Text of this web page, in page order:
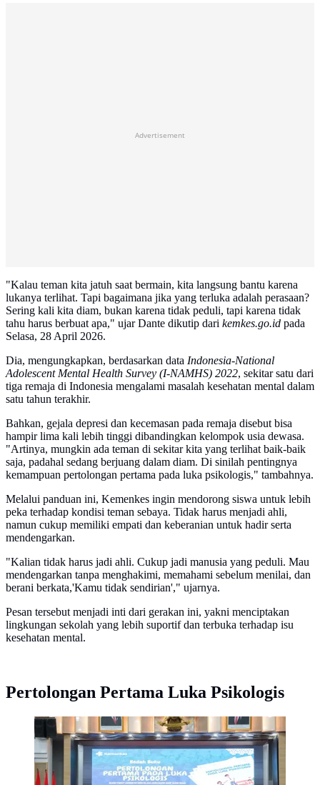
Advertisement
"Kalau teman kita jatuh saat bermain, kita langsung bantu karena
lukanya terlihat. Tapi bagaimana jika yang terluka adalah perasaan?
Sering kali kita diam, bukan karena tidak peduli, tapi karena tidak
tahu harus berbuat apa," ujar Dante dikutip dari kemkes.go.id pada
Selasa, 28 April 2026.
Dia, mengungkapkan, berdasarkan data Indonesia-National
Adolescent Mental Health Survey (I-NAMHS) 2022, sekitar satu dari
tiga remaja di Indonesia mengalami masalah kesehatan mental dalam
satu tahun terakhir.
Bahkan, gejala depresi dan kecemasan pada remaja disebut bisa
hampir lima kali lebih tinggi dibandingkan kelompok usia dewasa.
"Artinya, mungkin ada teman di sekitar kita yang terlihat baik-baik
saja, padahal sedang berjuang dalam diam. Di sinilah pentingnya
kemampuan pertolongan pertama pada luka psikologis," tambahnya.
Melalui panduan ini, Kemenkes ingin mendorong siswa untuk lebih
peka terhadap kondisi teman sebaya. Tidak harus menjadi ahli,
namun cukup memiliki empati dan keberanian untuk hadir serta
mendengarkan.
"Kalian tidak harus jadi ahli. Cukup jadi manusia yang peduli. Mau
mendengarkan tanpa menghakimi, memahami sebelum menilai, dan
berani berkata,'Kamu tidak sendirian'," ujarnya.
Pesan tersebut menjadi inti dari gerakan ini, yakni menciptakan
lingkungan sekolah yang lebih suportif dan terbuka terhadap isu
kesehatan mental.
Pertolongan Pertama Luka Psikologis
Wamenkes Dante Saksono Harbuwono ajak remaja
peduli kesehatan mental dan kenalkan panduan
pertolongan luka psikologis di sekolah (Foto: Biro
Komunikasi dan Informasi Publik Kemenkes RI /
Euodia Hana Joyce)